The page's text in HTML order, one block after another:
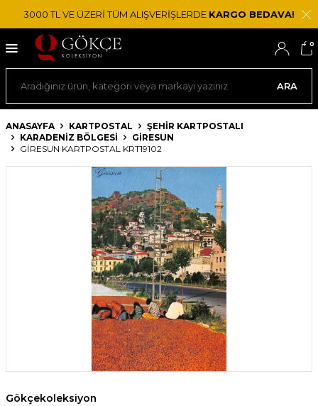
3000 TL VE ÜZERİ TÜM ALIŞVERİŞLERDE KARGO BEDAVA!
ARA
0
ANASAYFA KARTPOSTAL
ŞEHIR KARTPOSTALI
KARADENIZ BÖLGESI
GIRESUN
GIRESUN KARTPOSTAL KRT19102
Gökçekoleksiyon